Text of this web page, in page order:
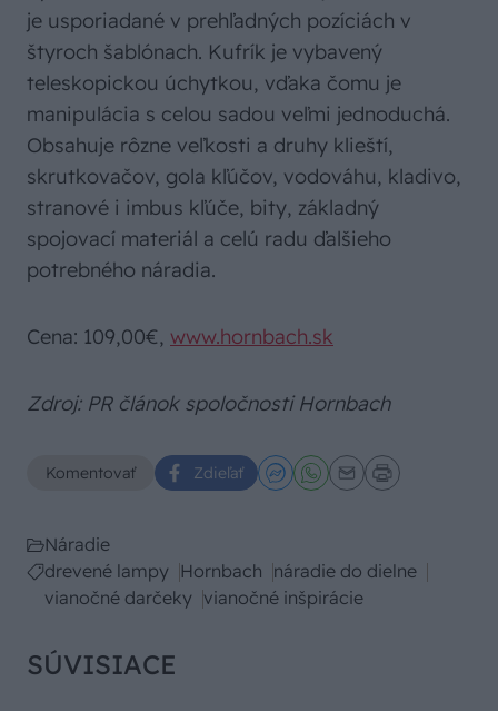
je usporiadané v prehľadných pozíciách v
štyroch šablónach. Kufrík je vybavený
teleskopickou úchytkou, vďaka čomu je
manipulácia s celou sadou veľmi jednoduchá.
Obsahuje rôzne veľkosti a druhy klieští,
skrutkovačov, gola kľúčov, vodováhu, kladivo,
stranové i imbus kľúče, bity, základný
spojovací materiál a celú radu ďalšieho
potrebného náradia.
Cena: 109,00€, www.hornbach.sk
Zdroj: PR článok spoločnosti Hornbach
Komentovať Zdieľať
Náradie
drevené lampy
Hornbach náradie do dielne
vianočné darčeky vianočné inšpirácie
SÚVISIACE